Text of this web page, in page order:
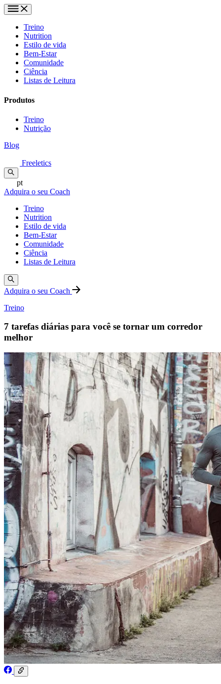
Treino
Nutrition
Estilo de vida
Bem-Estar
Comunidade
Ciência
Listas de Leitura
Produtos
Treino
Nutrição
Blog
Freeletics
pt
Adquira o seu Coach
Treino
Nutrition
Estilo de vida
Bem-Estar
Comunidade
Ciência
Listas de Leitura
Adquira o seu Coach
Treino
7 tarefas diárias para você se tornar um corredor
melhor